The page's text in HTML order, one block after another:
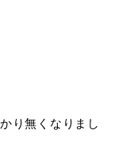
り無くなりまし